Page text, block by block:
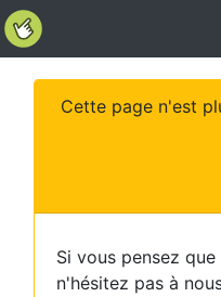
Cette page n'est
Si vous pensez
n'hésitez pas à